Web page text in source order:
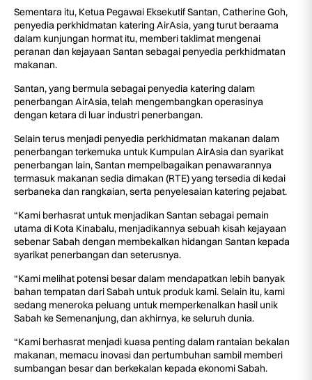
Sementara itu, Ketua Pegawai Eksekutif Santan, Catherine Goh,
penyedia perkhidmatan katering AirAsia, yang turut beraama
dalam kunjungan hormat itu, memberi taklimat mengenai
peranan dan kejayaan Santan sebagai penyedia perkhidmatan
makanan.
Santan, yang bermula sebagai penyedia katering dalam
penerbangan AirAsia, telah mengembangkan operasinya
dengan ketara di luar industri penerbangan.
Selain terus menjadi penyedia perkhidmatan makanan dalam
penerbangan terkemuka untuk Kumpulan AirAsia dan syarikat
penerbangan lain, Santan mempelbagaikan penawarannya
termasuk makanan sedia dimakan (RTE) yang tersedia di kedai
serbaneka dan rangkaian, serta penyelesaian katering pejabat.
“Kami berhasrat untuk menjadikan Santan sebagai pemain
utama di Kota Kinabalu, menjadikannya sebuah kisah kejayaan
sebenar Sabah dengan membekalkan hidangan Santan kepada
syarikat penerbangan dan seterusnya.
“Kami melihat potensi besar dalam mendapatkan lebih banyak
bahan tempatan dari Sabah untuk produk kami. Selain itu, kami
sedang meneroka peluang untuk memperkenalkan hasil unik
Sabah ke Semenanjung, dan akhirnya, ke seluruh dunia.
“Kami berhasrat menjadi kuasa penting dalam rantaian bekalan
makanan, memacu inovasi dan pertumbuhan sambil memberi
sumbangan besar dan berkekalan kepada ekonomi Sabah.